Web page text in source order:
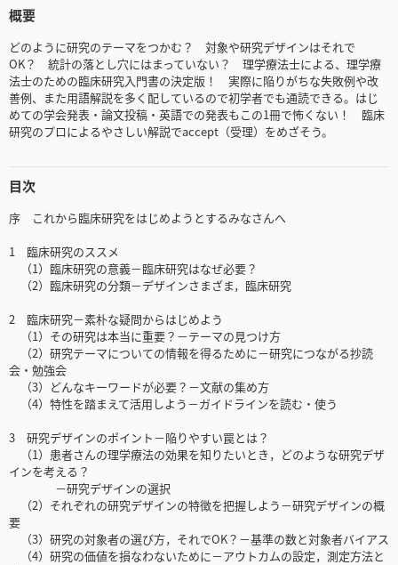
概要
どのように研究のテーマをつかむ？ 対象や研究デザインはそれで
OK？ 統計の落とし穴にはまっていない？ 理学療法士による、理学療
法士のための臨床研究入門書の決定版！ 実際に陥りがちな失敗例や改
善例、また用語解説を多く配しているので初学者でも通読できる。はじ
めての学会発表・論文投稿・英語での発表もこの1冊で怖くない！ 臨床
研究のプロによるやさしい解説でaccept（受理）をめざそう。
目次
序 これから臨床研究をはじめようとするみなさんへ
1 臨床研究のススメ
（1）臨床研究の意義－臨床研究はなぜ必要？
（2）臨床研究の分類－デザインさまざま，臨床研究
2 臨床研究－素朴な疑問からはじめよう
（1）その研究は本当に重要？－テーマの見つけ方
（2）研究テーマについての情報を得るために－研究につながる抄読
会・勉強会
（3）どんなキーワードが必要？－文献の集め方
（4）特性を踏まえて活用しよう－ガイドラインを読む・使う
3 研究デザインのポイント－陥りやすい罠とは？
（1）患者さんの理学療法の効果を知りたいとき，どのような研究デザ
インを考える？
－研究デザインの選択
（2）それぞれの研究デザインの特徴を把握しよう－研究デザインの概
要
（3）研究の対象者の選び方，それでOK？－基準の数と対象者バイアス
（4）研究の価値を損なわないために－アウトカムの設定，測定方法と